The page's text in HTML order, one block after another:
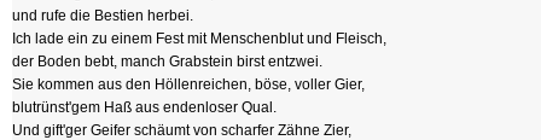
und rufe die Bestien herbei.
Ich lade ein zu einem Fest mit Menschenblut und Fleisch,
der Boden bebt, manch Grabstein birst entzwei.
Sie kommen aus den Höllenreichen, böse, voller Gier,
blutrünst'gem Haß aus endenloser Qual.
Und gift'ger Geifer schäumt von scharfer Zähne Zier,